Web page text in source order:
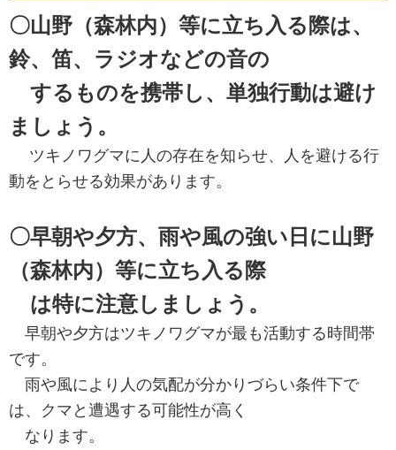
〇山野（森林内）等に立ち入る際は、
鈴、笛、ラジオなどの音の
するものを携帯し、単独行動は避け
ましょう。
ツキノワグマに人の存在を知らせ、人を避ける行
動をとらせる効果があります。
〇早朝や夕方、雨や風の強い日に山野
（森林内）等に立ち入る際
は特に注意しましょう。
早朝や夕方はツキノワグマが最も活動する時間帯
です。
雨や風により人の気配が分かりづらい条件下で
は、クマと遭遇する可能性が高く
なります。